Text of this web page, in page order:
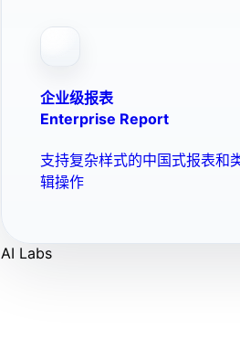
企业级报表
Enterprise Report
支持复杂样式的中国式报表和
辑操作
AI Labs